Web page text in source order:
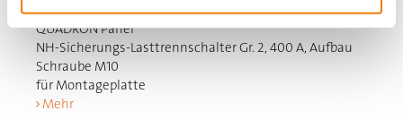
QUADRON Panel
NH-Sicherungs-Lasttrennschalter Gr. 2, 400 A, Aufbau
Schraube M10
für Montageplatte
Mehr